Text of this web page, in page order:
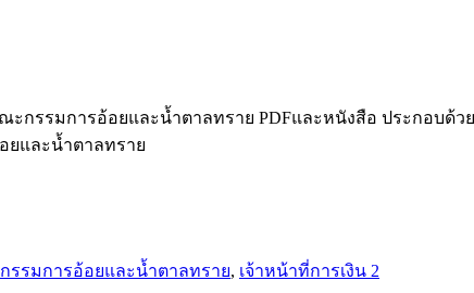
ะกรรมการอ้อยและน้ำตาลทราย PDFและหนังสือ ประกอบด้วย
ยและน้ำตาลทราย
รรมการอ้อยและน้ำตาลทราย, เจ้าหน้าที่การเงิน 2